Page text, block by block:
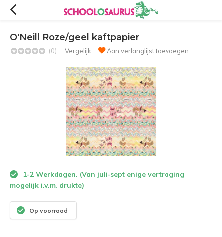
O'Neill Roze/geel kaftpapier
(0) Vergelijk Aan verlanglijst toevoegen
1-2 Werkdagen. (Van juli-sept enige vertraging
mogelijk i.v.m. drukte)
Op voorraad